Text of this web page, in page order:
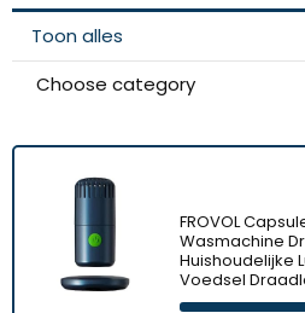
Toon alles
Choose category
FROVOL
Wasmachine
Huishoudelijke
Voedsel